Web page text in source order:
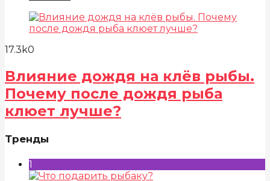
17.3k0
Влияние дождя на клёв рыбы.
Почему после дождя рыба
клюет лучше?
Тренды
1